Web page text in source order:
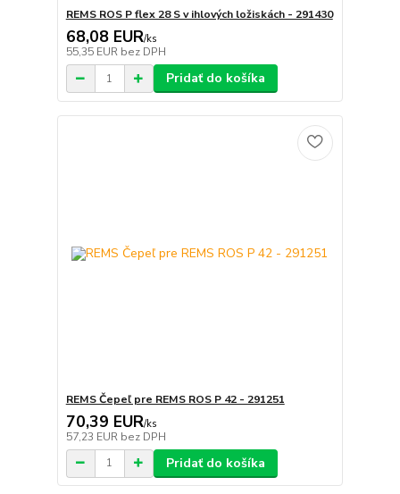
REMS ROS P flex 28 S v ihlových ložiskách - 291430
68,08 EUR/ks
55,35 EUR bez DPH
Pridať do košíka
REMS Čepeľ pre REMS ROS P 42 - 291251
70,39 EUR/ks
57,23 EUR bez DPH
Pridať do košíka